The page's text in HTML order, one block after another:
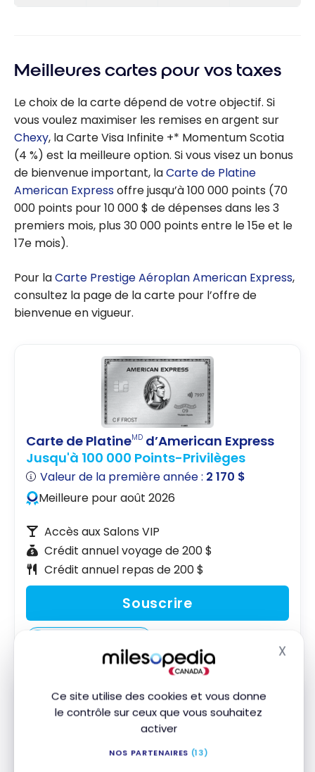
Ce site utilise des cookies et vous donne
le contrôle sur ceux que vous souhaitez
activer
NOS PARTENAIRES (13)
X
Meilleures cartes pour vos taxes
Le choix de la carte dépend de votre objectif. Si
vous voulez maximiser les remises en argent sur
Chexy, la Carte Visa Infinite +* Momentum Scotia
(4 %) est la meilleure option. Si vous visez un bonus
de bienvenue important, laCarte de Platine
American Expressoffre jusqu’à 100 000 points (70
000 points pour 10 000 $ de dépenses dans les 3
premiers mois, plus 30 000 points entre le 15e et le
17e mois).
Pour laCarte Prestige Aéroplan American Express,
consultez la page de la carte pour l’offre de
bienvenue en vigueur.
Carte de PlatineMD d’American Express
Jusqu'à 100 000 Points-Privilèges
Valeur de la première année : 2 170 $
Meilleure pour août 2026
Accès aux Salons VIP
Crédit annuel voyage de 200 $
Crédit annuel repas de 200 $
Souscrire